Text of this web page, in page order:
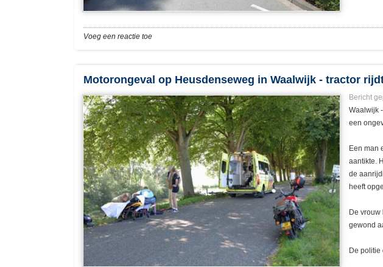
Voeg een reactie toe
Motorongeval op Heusdenseweg in Waalwijk - tractor
Bericht
Waalwijk
een
Een man
aantikte.
de
heeft
De vrouw
gewond
De politie